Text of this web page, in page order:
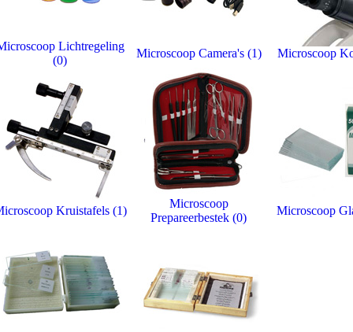
Lichtregeling
(0)
Microscoop Camera's (1) Microscoop
Kruistafels (1)
Microscoop
Prepareerbestek (0)
Microscoop